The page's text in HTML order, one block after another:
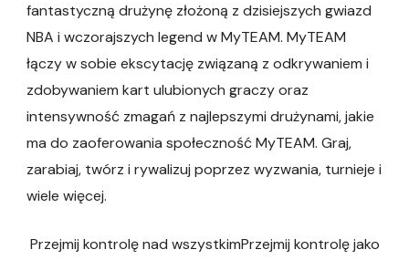
fantastyczną drużynę złożoną z dzisiejszych gwiazd
NBA i wczorajszych legend w MyTEAM. MyTEAM
łączy w sobie ekscytację związaną z odkrywaniem i
zdobywaniem kart ulubionych graczy oraz
intensywność zmagań z najlepszymi drużynami, jakie
ma do zaoferowania społeczność MyTEAM. Graj,
zarabiaj, twórz i rywalizuj poprzez wyzwania, turnieje i
wiele więcej.
Przejmij kontrolę nad wszystkimPrzejmij kontrolę jako